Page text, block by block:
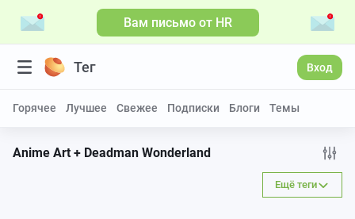
Вам письмо от HR
Тег Вход
Горячее Лучшее Свежее Подписки Блоги Темы
Anime Art + Deadman Wonderland
Ещё теги